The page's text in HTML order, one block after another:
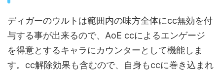
ディガーのウルトは範囲内の味方全体にcc無効を付
与する事が出来るので、AoE ccによるエンゲージ
を得意とするキャラにカウンターとして機能しま
す。cc解除効果も含むので、自身もccに巻き込まれ